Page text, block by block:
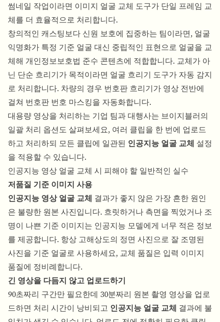
썸네일 작업이라면 이미지 얼굴 교체 도구가 단일 프레임 교
체를 더 효율적으로 처리합니다.
창의적인 캐스팅보다 신원 보호에 집중하는 팀이라면, 얼굴
익명화가 특정 기준 얼굴 대신 중립적인 표현으로 얼굴을 교
체해 개인정보보호법 준수 콘텐츠에 적합합니다. 교체가 아
닌 단순 흐리기가 목적이라면 얼굴 흐리기 도구가 자동 감지
로 처리합니다. 차량의 경우 번호판 흐리기가 영상 전반에
걸쳐 번호판 번호 마스킹을 자동화합니다.
대용량 영상을 처리하는 기업 팀과 대행사는 브이지블러의
일괄 처리 옵션도 살펴보세요, 여러 클립을 한 번에 업로드
하고 처리하되 모든 클립에 일관된 인공지능 얼굴 교체 설정
을 적용할 수 있습니다.
인공지능 영상 얼굴 교체 시 피해야 할 일반적인 실수
저품질 기준 이미지 사용
인공지능 영상 얼굴 교체 결과가 좋지 않은 가장 흔한 원인
은 불량한 원본 사진입니다. 흐릿하거나 측면을 찍었거나 조
명이 나쁜 기준 이미지는 인공지능 모델에게 너무 적은 정보
를 제공합니다. 항상 고해상도의 정면 사진으로 잘 조명된
사진을 기준 얼굴로 사용하세요, 교체 품질은 입력 이미지
품질에 정비례합니다.
긴 영상을 다듬지 않고 업로드하기
90초짜리 구간만 필요한데 30분짜리 원본 촬영 영상을 업로
드하면 처리 시간이 낭비되고 인공지능 얼굴 교체 결과에 불